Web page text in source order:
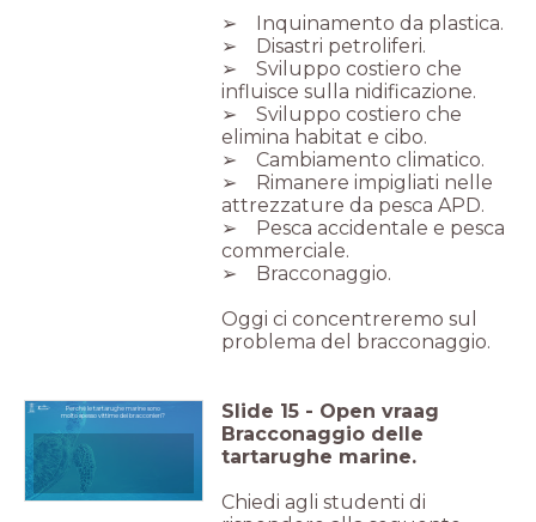
➢ Inquinamento da plastica.
➢ Disastri petroliferi.
➢ Sviluppo costiero che
influisce sulla nidificazione.
➢ Sviluppo costiero che
elimina habitat e cibo.
➢ Cambiamento climatico.
➢ Rimanere impigliati nelle
attrezzature da pesca APD.
➢ Pesca accidentale e pesca
commerciale.
➢ Bracconaggio.
Oggi ci concentreremo sul
problema del bracconaggio.
Perché le tartarughe marine sono
molto spesso vittime dei bracconieri?
Slide 15 - Open vraag
Bracconaggio delle
tartarughe marine.
Chiedi agli studenti di